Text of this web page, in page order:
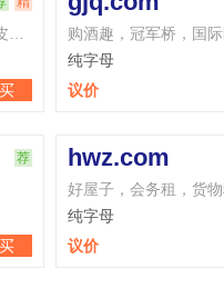
人品租，任拼租
议价
hzz.com
杭州站，合作者，好做账
议价